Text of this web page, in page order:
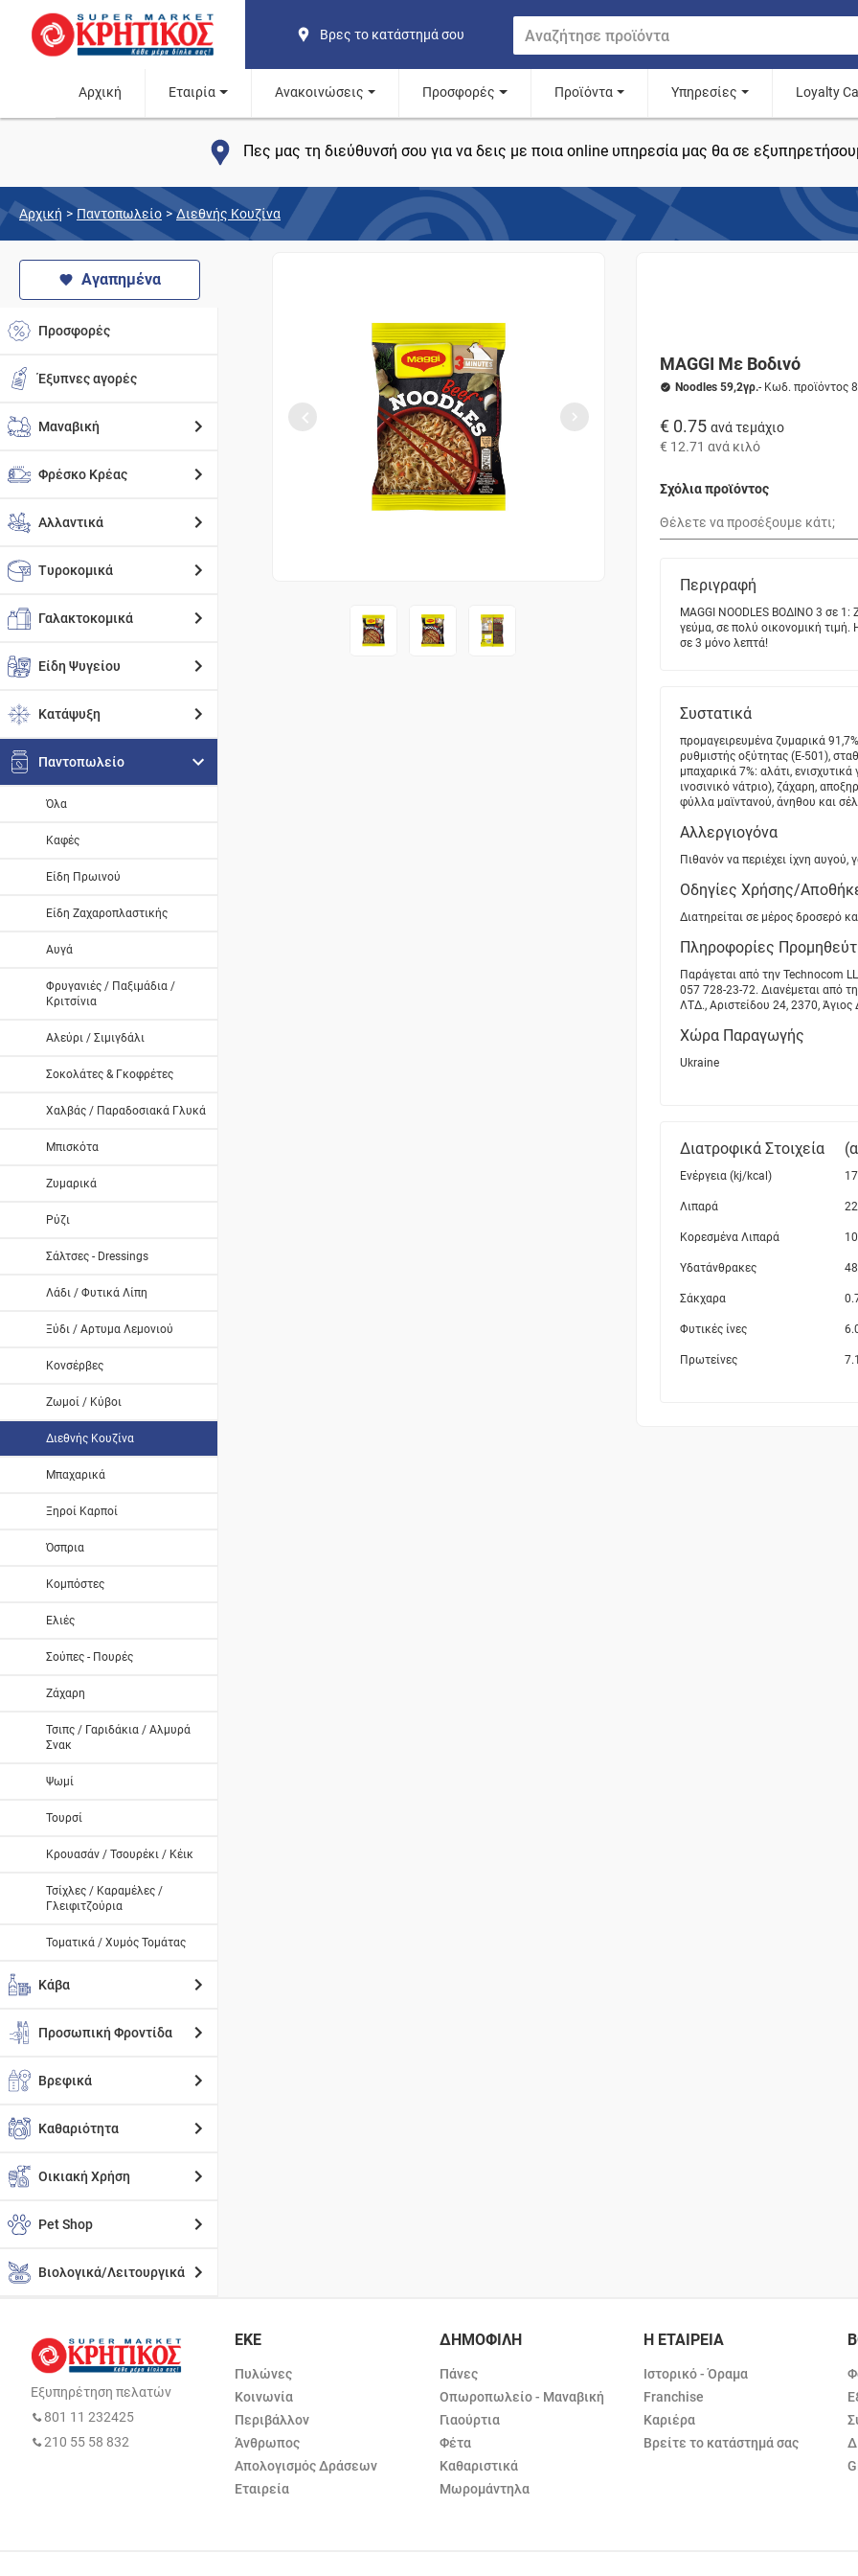
Βρες το κατάστημά σου
Αρχική Εταιρία Ανακοινώσεις Προσφορές Προϊόντα Υπηρεσίες Loyalty
Πες μας τη διεύθυνσή σου για να δεις με ποια online υπηρεσία μας θα σε
Αρχική > Παντοπωλείο > Διεθνής Κουζίνα
Αγαπημένα
Προσφορές
Έξυπνες αγορές
Μαναβική
Φρέσκο Κρέας
Αλλαντικά
Τυροκομικά
Γαλακτοκομικά
Είδη Ψυγείου
Κατάψυξη
Παντοπωλείο
Όλα
Καφές
Είδη Πρωινού
Είδη Ζαχαροπλαστικής
Αυγά
Φρυγανιές / Παξιμάδια /
Κριτσίνια
Αλεύρι / Σιμιγδάλι
Σοκολάτες & Γκοφρέτες
Χαλβάς / Παραδοσιακά Γλυκά
Μπισκότα
Ζυμαρικά
Ρύζι
Σάλτσες - Dressings
Λάδι / Φυτικά Λίπη
Ξύδι / Αρτυμα Λεμονιού
Κονσέρβες
Ζωμοί / Κύβοι
Διεθνής Κουζίνα
Μπαχαρικά
Ξηροί Καρποί
Όσπρια
Κομπόστες
Ελιές
Σούπες - Πουρές
Ζάχαρη
Τσιπς / Γαριδάκια / Αλμυρά
Σνακ
Ψωμί
Τουρσί
Κρουασάν / Τσουρέκι / Κέικ
Τσίχλες / Καραμέλες /
Γλειφιτζούρια
Τοματικά / Χυμός Τομάτας
Κάβα
Προσωπική Φροντίδα
Βρεφικά
Καθαριότητα
Οικιακή Χρήση
Pet Shop
Βιολογικά/Λειτουργικά
MAGGI Με Βοδινό
Noodles 59,2γρ.- Κωδ. προϊόντος
€ 0.75 ανά τεμάχιο
€ 12.71 ανά κιλό
Σχόλια προϊόντος
Περιγραφή
MAGGI NOODLES ΒΟΔΙΝΟ 3 σε 1:
γεύμα, σε πολύ οικονομική τιμή.
σε 3 μόνο λεπτά!
Συστατικά
προμαγειρευμένα ζυμαρικά
ρυθμιστής οξύτητας (Ε-501),
μπαχαρικά 7%: αλάτι,
ινοσινικό νάτριο), ζάχαρη,
φύλλα μαϊντανού, άνηθου και
Αλλεργιογόνα
Πιθανόν να περιέχει ίχνη
Οδηγίες Χρήσης/
Διατηρείται σε μέρος δροσερό
Πληροφορίες
Παράγεται από την Technocom
057 728-23-72. Διανέμεται από
ΛΤΔ., Αριστείδου 24, 2370,
Χώρα Παραγωγής
Ukraine
Διατροφικά Στοιχεία
Ενέργεια (kj/kcal)
Λιπαρά
Κορεσμένα Λιπαρά
Υδατάνθρακες
Σάκχαρα
Φυτικές ίνες
Πρωτείνες
Εξυπηρέτηση πελατών
801 11 232425
210 55 58 832
ΕΚΕ
Πυλώνες
Κοινωνία
Περιβάλλον
Άνθρωπος
Απολογισμός Δράσεων
Εταιρεία
ΔΗΜΟΦΙΛΗ
Πάνες
Οπωροπωλείο - Μαναβική
Γιαούρτια
Φέτα
Καθαριστικά
Μωρομάντηλα
Η ΕΤΑΙΡΕΙΑ
Ιστορικό - Όραμα
Franchise
Καριέρα
Βρείτε το κατάστημά σας